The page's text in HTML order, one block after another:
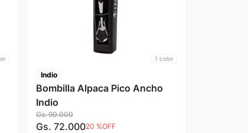
1 color
Indio
Bombilla Alpaca Pico Ancho
Indio
Gs. 90.000
Gs. 72.00020 %OFF